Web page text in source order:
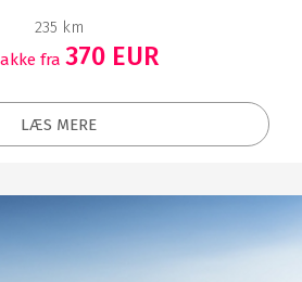
235 km
fra 370 EUR
LÆS MERE